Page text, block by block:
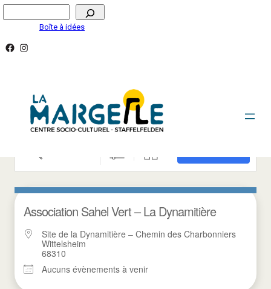
Aller
au
Facebook
Instagram
Boîte à idées
EMPLACEMENTS
Association Sahel Vert – La Dynamitière
Site de la Dynamitière – Chemin des Charbonniers
Wittelsheim
68310
Aucuns évènements à venir